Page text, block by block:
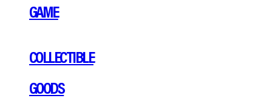
GAME
COLLECTIBLE
GOODS